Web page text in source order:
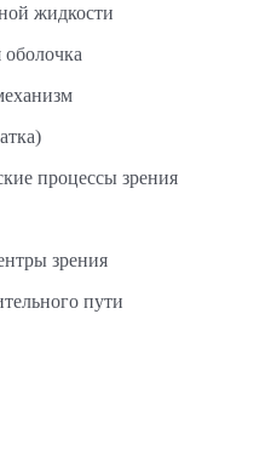
жидкости
оболочка
процессы зрения
зрения
пути